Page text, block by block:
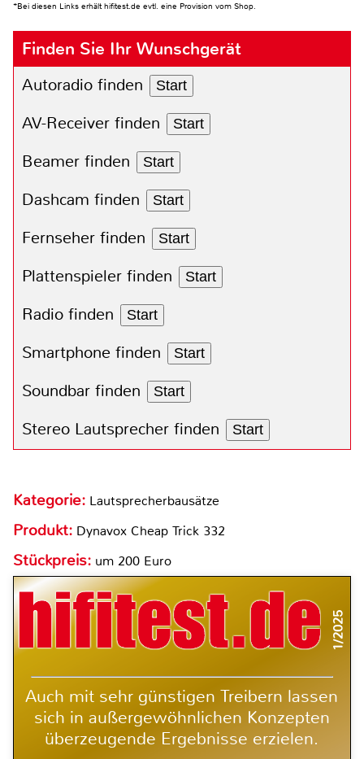
*Bei diesen Links erhält hifitest.de evtl. eine Provision vom Shop.
Finden Sie Ihr Wunschgerät
Autoradio finden Start
AV-Receiver finden Start
Beamer finden Start
Dashcam finden Start
Fernseher finden Start
Plattenspieler finden Start
Radio finden Start
Smartphone finden Start
Soundbar finden Start
Stereo Lautsprecher finden Start
Kategorie: Lautsprecherbausätze
Produkt: Dynavox Cheap Trick 332
Stückpreis: um 200 Euro
1/2025
Auch mit sehr günstigen Treibern lassen
sich in außergewöhnlichen Konzepten
überzeugende Ergebnisse erzielen.